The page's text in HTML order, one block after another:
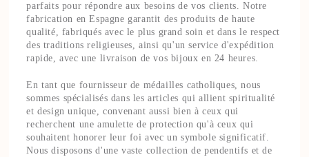
parfaits pour répondre aux besoins de vos clients. Notre
fabrication en Espagne garantit des produits de haute
qualité, fabriqués avec le plus grand soin et dans le respect
des traditions religieuses, ainsi qu'un service d'expédition
rapide, avec une livraison de vos bijoux en 24 heures.
En tant que fournisseur de médailles catholiques, nous
sommes spécialisés dans les articles qui allient spiritualité
et design unique, convenant aussi bien à ceux qui
recherchent une amulette de protection qu'à ceux qui
souhaitent honorer leur foi avec un symbole significatif.
Nous disposons d'une vaste collection de pendentifs et de